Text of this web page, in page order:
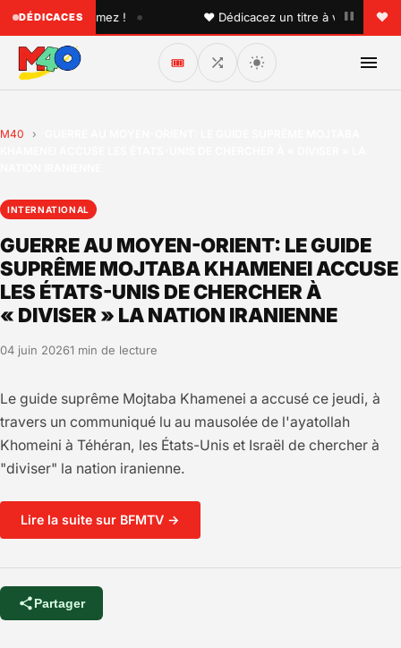
DÉDICACES
que vous aimez ! • ♥ Dédicacez un titre à vos proches
🎟️
M40 ›
INTERNATIONAL
GUERRE AU MOYEN-ORIENT: LE GUIDE
SUPRÊME MOJTABA KHAMENEI ACCUSE
LES ÉTATS-UNIS DE CHERCHER À
« DIVISER » LA NATION IRANIENNE
04 juin 20261 min de lecture
Le guide suprême Mojtaba Khamenei a accusé ce jeudi, à
travers un communiqué lu au mausolée de l'ayatollah
Khomeini à Téhéran, les États-Unis et Israël de chercher à
"diviser" la nation iranienne.
Lire la suite sur BFMTV →
Partager